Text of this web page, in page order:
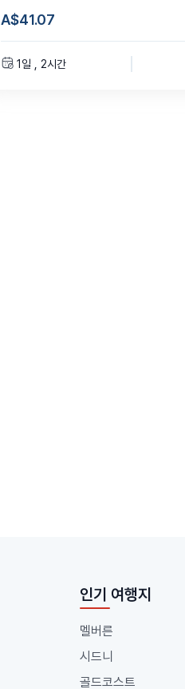
A$41.07
1일 , 2시간
인기 여행지
멜버른
시드니
골드코스트